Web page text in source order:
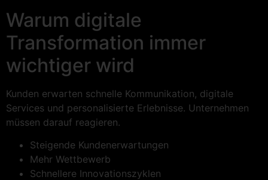
Warum digitale
Transformation immer
wichtiger wird
Kunden erwarten schnelle Kommunikation, digitale
Services und personalisierte Erlebnisse. Unternehmen
müssen darauf reagieren.
Steigende Kundenerwartungen
Mehr Wettbewerb
Schnellere Innovationszyklen